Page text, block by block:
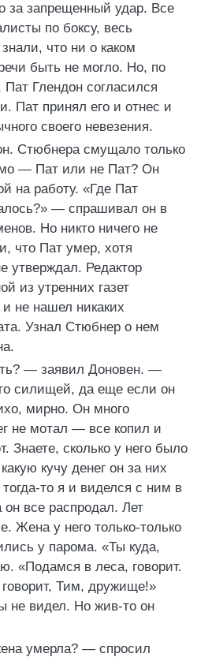
за запрещенный удар. Все
по боксу, весь
что ни о каком
быть не могло. Но, по
Глендон согласился
Пат принял его и отнес и
своего невезения.
Стюбнера смущало только
— Пат или не Пат? Он
на работу. «Где Пат
— спрашивал он в
Но никто ничего не
что Пат умер, хотя
утверждал. Редактор
из утренних газет
не нашел никаких
Узнал Стюбнер о нем
— заявил Доновен. —
силищей, да еще если он
мирно. Он много
не мотал — все копил и
Знаете, сколько у него было
кучу денег он за них
то я и виделся с ним в
все распродал. Лет
Жена у него только-только
у парома. «Ты куда,
«Подамся в леса, говорит.
Тим, дружище!»
не видел. Но жив-то он
умерла? — спросил